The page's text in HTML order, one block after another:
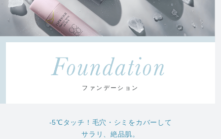
ファンデーション
-5℃タッチ！毛穴・シミをカバーして
サラリ、絶品肌。